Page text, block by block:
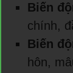
Biến
chính,
Biến
hôn,